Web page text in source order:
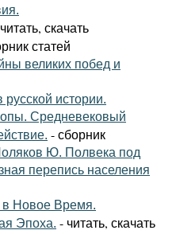
скачать
статей
великих побед и
истории.
Средневековый
- сборник
Ю. Полвека под
перепись населения
в Новое Время.
Эпоха. - читать, скачать